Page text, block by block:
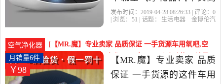
包邮是2019年金博伦汽车
性价比很高的，由广东 深
圳发货。
发布时间：2019-04-28 08:26:33 | 评论： 0
| 浏览： 51 | 话题： 生活电器
金博伦汽
空气净化器
[【MR.魔】专业卖家 品质保证 一手货源车用氧吧,空
气净化器]车载空气净化器 别克原厂 除味杀菌 月销量
6件仅售98元
￥98
月销量6件
【MR.魔】专业卖家 品质
保证 一手货源的这件车用